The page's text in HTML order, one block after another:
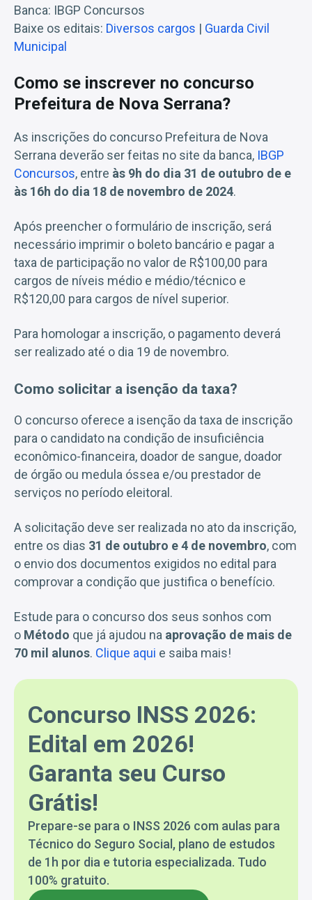
Banca: IBGP Concursos
Baixe os editais: Diversos cargos | Guarda Civil
Municipal
Como se inscrever no concurso
Prefeitura de Nova Serrana?
As inscrições do concurso Prefeitura de Nova
Serrana deverão ser feitas no site da banca, IBGP
Concursos, entre às 9h do dia 31 de outubro de e
às 16h do dia 18 de novembro de 2024.
Após preencher o formulário de inscrição, será
necessário imprimir o boleto bancário e pagar a
taxa de participação no valor de R$100,00 para
cargos de níveis médio e médio/técnico e
R$120,00 para cargos de nível superior.
Para homologar a inscrição, o pagamento deverá
ser realizado até o dia 19 de novembro.
Como solicitar a isenção da taxa?
O concurso oferece a isenção da taxa de inscrição
para o candidato na condição de insuficiência
econômico-financeira, doador de sangue, doador
de órgão ou medula óssea e/ou prestador de
serviços no período eleitoral.
A solicitação deve ser realizada no ato da inscrição,
entre os dias 31 de outubro e 4 de novembro, com
o envio dos documentos exigidos no edital para
comprovar a condição que justifica o benefício.
Estude para o concurso dos seus sonhos com
o Método que já ajudou na aprovação de mais de
70 mil alunos. Clique aqui e saiba mais!
Concurso INSS 2026:
Edital em 2026!
Garanta seu Curso
Grátis!
Prepare-se para o INSS 2026 com aulas para
Técnico do Seguro Social, plano de estudos
de 1h por dia e tutoria especializada. Tudo
100% gratuito.